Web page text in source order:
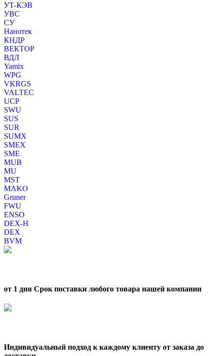
УТ-КЭВ
УВС
СУ
Нанотек
КНДР
ВЕКТОР
ВДЛ
Yamix
WPG
VKRGS
VALTEC
UCP
SWU
SUS
SUR
SUMX
SMEX
SME
MUB
MU
MST
MAKO
Gruner
FWU
ENSO
DEX-H
DEX
BVM
от 1 дня Срок поставки любого товара нашей компании
Индивидуальный подход к каждому клиенту от заказа до